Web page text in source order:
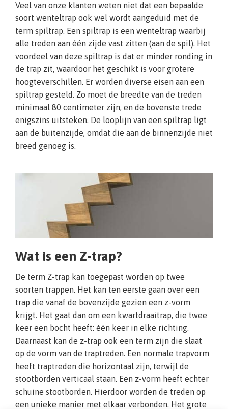
Veel van onze klanten weten niet dat een bepaalde
soort wenteltrap ook wel wordt aangeduid met de
term spiltrap. Een spiltrap is een wenteltrap waarbij
alle treden aan één zijde vast zitten (aan de spil). Het
voordeel van deze spiltrap is dat er minder ronding in
de trap zit, waardoor het geschikt is voor grotere
hoogteverschillen. Er worden diverse eisen aan een
spiltrap gesteld. Zo moet de breedte van de treden
minimaal 80 centimeter zijn, en de bovenste trede
enigszins uitsteken. De looplijn van een spiltrap ligt
aan de buitenzijde, omdat die aan de binnenzijde niet
breed genoeg is.
Wat is een Z-trap?
De term Z-trap kan toegepast worden op twee
soorten trappen. Het kan ten eerste gaan over een
trap die vanaf de bovenzijde gezien een z-vorm
krijgt. Het gaat dan om een kwartdraaitrap, die twee
keer een bocht heeft: één keer in elke richting.
Daarnaast kan de z-trap ook een term zijn die slaat
op de vorm van de traptreden. Een normale trapvorm
heeft traptreden die horizontaal zijn, terwijl de
stootborden verticaal staan. Een z-vorm heeft echter
schuine stootborden. Hierdoor worden de treden op
een unieke manier met elkaar verbonden. Het grote